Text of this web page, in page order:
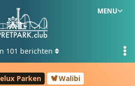
MENU
Parken Walibi
101 berichten